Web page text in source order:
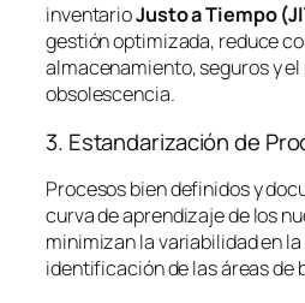
inventarioJusto a Tiempo
gestión optimizada, reduce
almacenamiento, seguros y el
obsolescencia.
3. Estandarización de
Procesos bien definidos y
curva de aprendizaje de los
minimizan la variabilidad en
identificación de las áreas de